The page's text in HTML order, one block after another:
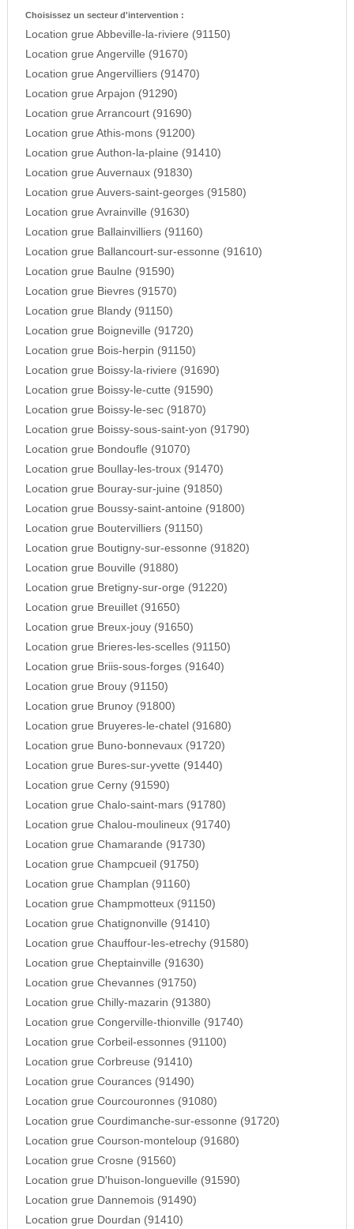
Choisissez un secteur d'intervention :
Location grue Abbeville-la-riviere (91150)
Location grue Angerville (91670)
Location grue Angervilliers (91470)
Location grue Arpajon (91290)
Location grue Arrancourt (91690)
Location grue Athis-mons (91200)
Location grue Authon-la-plaine (91410)
Location grue Auvernaux (91830)
Location grue Auvers-saint-georges (91580)
Location grue Avrainville (91630)
Location grue Ballainvilliers (91160)
Location grue Ballancourt-sur-essonne (91610)
Location grue Baulne (91590)
Location grue Bievres (91570)
Location grue Blandy (91150)
Location grue Boigneville (91720)
Location grue Bois-herpin (91150)
Location grue Boissy-la-riviere (91690)
Location grue Boissy-le-cutte (91590)
Location grue Boissy-le-sec (91870)
Location grue Boissy-sous-saint-yon (91790)
Location grue Bondoufle (91070)
Location grue Boullay-les-troux (91470)
Location grue Bouray-sur-juine (91850)
Location grue Boussy-saint-antoine (91800)
Location grue Boutervilliers (91150)
Location grue Boutigny-sur-essonne (91820)
Location grue Bouville (91880)
Location grue Bretigny-sur-orge (91220)
Location grue Breuillet (91650)
Location grue Breux-jouy (91650)
Location grue Brieres-les-scelles (91150)
Location grue Briis-sous-forges (91640)
Location grue Brouy (91150)
Location grue Brunoy (91800)
Location grue Bruyeres-le-chatel (91680)
Location grue Buno-bonnevaux (91720)
Location grue Bures-sur-yvette (91440)
Location grue Cerny (91590)
Location grue Chalo-saint-mars (91780)
Location grue Chalou-moulineux (91740)
Location grue Chamarande (91730)
Location grue Champcueil (91750)
Location grue Champlan (91160)
Location grue Champmotteux (91150)
Location grue Chatignonville (91410)
Location grue Chauffour-les-etrechy (91580)
Location grue Cheptainville (91630)
Location grue Chevannes (91750)
Location grue Chilly-mazarin (91380)
Location grue Congerville-thionville (91740)
Location grue Corbeil-essonnes (91100)
Location grue Corbreuse (91410)
Location grue Courances (91490)
Location grue Courcouronnes (91080)
Location grue Courdimanche-sur-essonne (91720)
Location grue Courson-monteloup (91680)
Location grue Crosne (91560)
Location grue D'huison-longueville (91590)
Location grue Dannemois (91490)
Location grue Dourdan (91410)